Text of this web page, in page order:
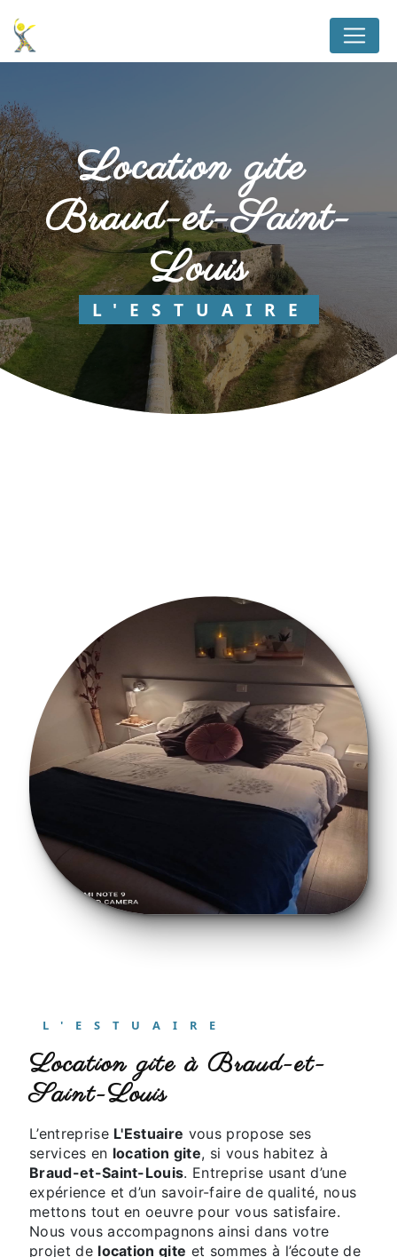
location gite
Braud-et-Saint-
Louis
L'ESTUAIRE
L'ESTUAIRE
location gite à Braud-et-
Saint-Louis
L’entreprise L'Estuaire vous propose ses
services en location gite, si vous habitez à
Braud-et-Saint-Louis. Entreprise usant d’une
expérience et d’un savoir-faire de qualité, nous
mettons tout en oeuvre pour vous satisfaire.
Nous vous accompagnons ainsi dans votre
projet de location gite et sommes à l’écoute de